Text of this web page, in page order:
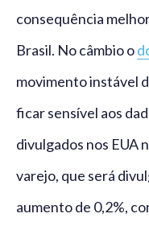
consequência
Brasil. No câmbio o
movimento instável
ficar sensível aos
divulgados nos EUA
varejo, que será
aumento de 0,2%,